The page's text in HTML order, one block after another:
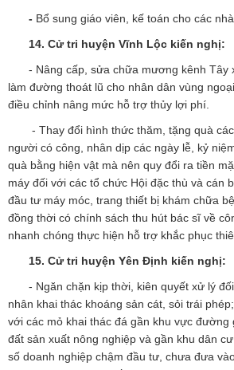
- Bổ sung giáo viên, kế toán cho các
14. Cử tri huyện Vĩnh Lộc kiến nghị:
- Nâng cấp, sửa chữa mương kênh Tây
làm đường thoát lũ cho nhân dân vùng
điều chỉnh nâng mức hỗ trợ thủy lợi phí.
- Thay đổi hình thức thăm, tặng quà
người có công, nhân dịp các ngày lễ, kỷ
quà bằng hiện vật mà nên quy đổi ra tiền
máy đối với các tổ chức Hội đặc thù và cán
đầu tư máy móc, trang thiết bị khám chữa
đồng thời có chính sách thu hút bác sĩ về
nhanh chóng thực hiện hỗ trợ khắc phục
15. Cử tri huyện Yên Định kiến nghị:
- Ngăn chặn kịp thời, kiên quyết xử lý
nhân khai thác khoáng sản cát, sỏi trái
với các mỏ khai thác đá gần khu vực đường
đất sản xuất nông nghiệp và gần khu dân
số doanh nghiệp chậm đầu tư, chưa đưa